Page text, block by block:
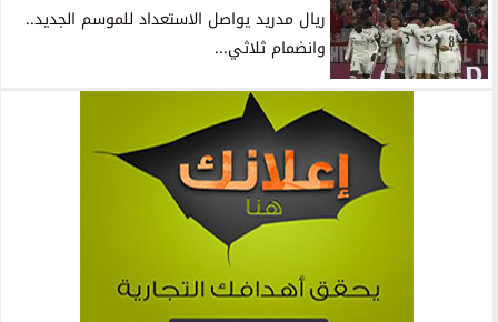
ريال مدريد يواصل الاستعداد للموسم الجديد..
وانضمام ثلاثي...